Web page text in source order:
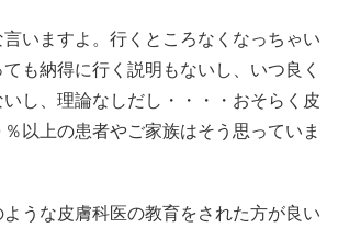
いますよ。行くところなくなっちゃい
も納得に行く説明もないし、いつ良く
し、理論なしだし・・・・おそらく皮
以上の患者やご家族はそう思っていま
うな皮膚科医の教育をされた方が良い